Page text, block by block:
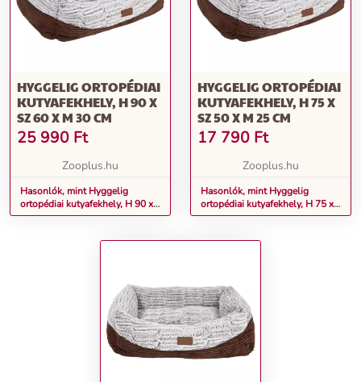
HYGGELIG ORTOPÉDIAI
KUTYAFEKHELY, H 90 X
SZ 60 X M 30 CM
25 990 Ft
Zooplus.hu
Hasonlók, mint Hyggelig
ortopédiai kutyafekhely, H 90 x
Sz 60 x M 30 cm
HYGGELIG ORTOPÉDIAI
KUTYAFEKHELY, H 75 X
SZ 50 X M 25 CM
17 790 Ft
Zooplus.hu
Hasonlók, mint Hyggelig
ortopédiai kutyafekhely, H 75 x
Sz 50 x M 25 cm